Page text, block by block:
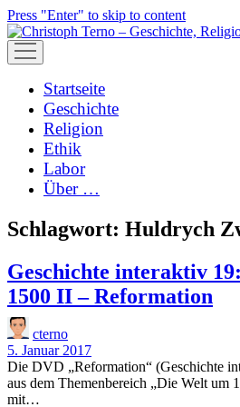
Press "Enter" to skip to content
open
menu
Startseite
Geschichte
Religion
Ethik
Labor
Über …
Schlagwort: Huldrych
Geschichte interaktiv
1500 II – Reformation
cterno
5. Januar 2017
Die DVD „Reformation“ (Geschichte
aus dem Themenbereich „Die Welt um
mit…